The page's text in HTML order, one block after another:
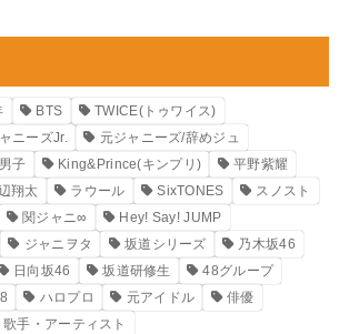
BTS
TWICE(トゥワイス)
ニーズJr.
元ジャニーズ/辞めジュ
子 King&Prince(キンプリ)
平野紫耀
翔太 ラウール SixTONES
スノスト
関ジャニ∞
Hey! Say! JUMP
ジャニヲタ 坂道シリーズ
乃木坂46
日向坂46 坂道研修生
48グループ
ハロプロ 元アイドル
俳優
歌手・アーティスト